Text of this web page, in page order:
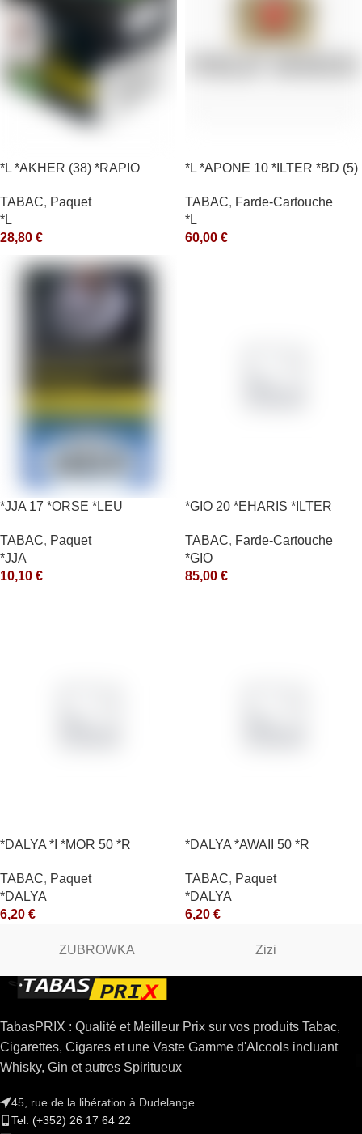
*L *AKHER (38) *RAPIO
TABAC, Paquet
*L
28,80 €
*L *APONE 10 *ILTER *BD (5)
TABAC, Farde-Cartouche
*L
60,00 €
*JJA 17 *ORSE *LEU
TABAC, Paquet
*JJA
10,10 €
*GIO 20 *EHARIS *ILTER
TABAC, Farde-Cartouche
*GIO
85,00 €
*DALYA *I *MOR 50 *R
TABAC, Paquet
*DALYA
6,20 €
*DALYA *AWAII 50 *R
TABAC, Paquet
*DALYA
6,20 €
ZUBROWKA Zizi
TabasPRIX : Qualité et Meilleur Prix sur vos produits Tabac,
Cigarettes, Cigares et une Vaste Gamme d'Alcools incluant
Whisky, Gin et autres Spiritueux
45, rue de la libération à Dudelange
Tel: (+352) 26 17 64 22